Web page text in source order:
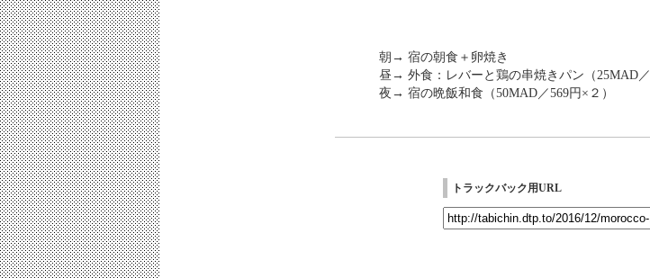
朝→ 宿の朝食＋卵焼き
昼→ 外食：レバーと鶏の串焼きパン（25MAD／
夜→ 宿の晩飯和食（50MAD／569円×２）
トラックバック用URL